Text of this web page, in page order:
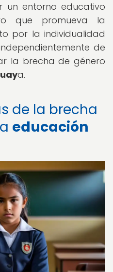
un entorno educativo
que promueva la
por la individualidad
de
la brecha de género
a.
de la brecha
educación